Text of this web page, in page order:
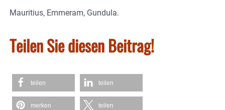
Mauritius, Emmeram, Gundula.
Teilen Sie diesen Beitrag!
teilen teilen
merken teilen